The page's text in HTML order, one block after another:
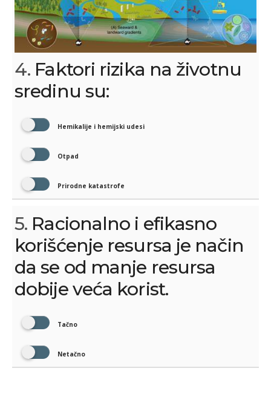
4. Faktori rizika na životnu
sredinu su:
Hemikalije i hemijski udesi
Otpad
Prirodne katastrofe
5. Racionalno i efikasno
korišćenje resursa je način
da se od manje resursa
dobije veća korist.
Tačno
Netačno